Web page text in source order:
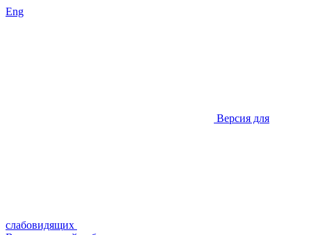
Eng
Версия для
слабовидящих